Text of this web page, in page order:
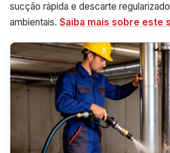
sucção rápida e descarte
ambientais. Saiba mais sobre este